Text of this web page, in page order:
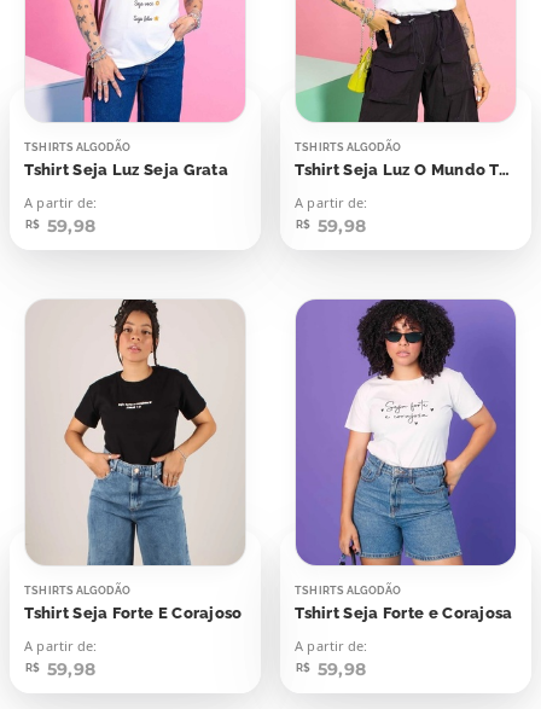
TSHIRTS ALGODÃO
Tshirt Seja Luz Seja Grata
A partir de:
R$ 59,98
TSHIRTS ALGODÃO
Tshirt Seja Luz O Mundo Tá Cheio De Gente Cinza
A partir de:
R$ 59,98
TSHIRTS ALGODÃO
Tshirt Seja Forte E Corajoso
A partir de:
R$ 59,98
TSHIRTS ALGODÃO
Tshirt Seja Forte e Corajosa
A partir de:
R$ 59,98